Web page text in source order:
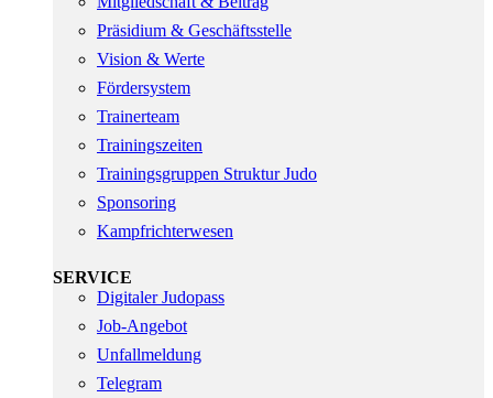
Präsidium & Geschäftsstelle
Vision & Werte
Fördersystem
Trainerteam
Trainingszeiten
Trainingsgruppen Struktur Judo
Sponsoring
Kampfrichterwesen
SERVICE
Digitaler Judopass
Job-Angebot
Unfallmeldung
Telegram